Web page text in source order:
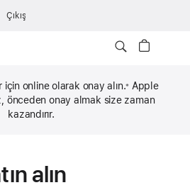
Çıkış
için online olarak onay alın.※ Apple
önceden onay almak size zaman
kazandırır.
alın